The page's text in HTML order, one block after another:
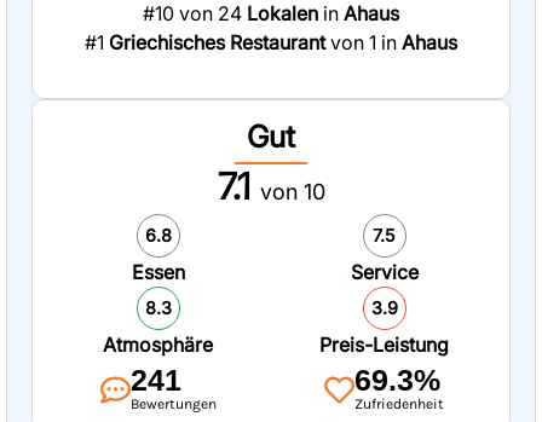
#10 von 24 Lokalen in Ahaus
#1 Griechisches Restaurantvon 1 in Ahaus
Gut
7.1 von 10
6.8
Essen
7.5
Service
8.3
Atmosphäre
3.9
Preis-Leistung
241
Bewertungen
69.3%
Zufriedenheit